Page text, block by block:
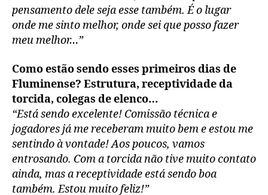
pensamento dele seja esse também. É o lugar
onde me sinto melhor, onde sei que posso fazer
meu melhor…”
Como estão sendo esses primeiros dias de
Fluminense? Estrutura, receptividade da
torcida, colegas de elenco…
“Está sendo excelente! Comissão técnica e
jogadores já me receberam muito bem e estou me
sentindo à vontade! Aos poucos, vamos
entrosando. Com a torcida não tive muito contato
ainda, mas a receptividade está sendo boa
também. Estou muito feliz!”